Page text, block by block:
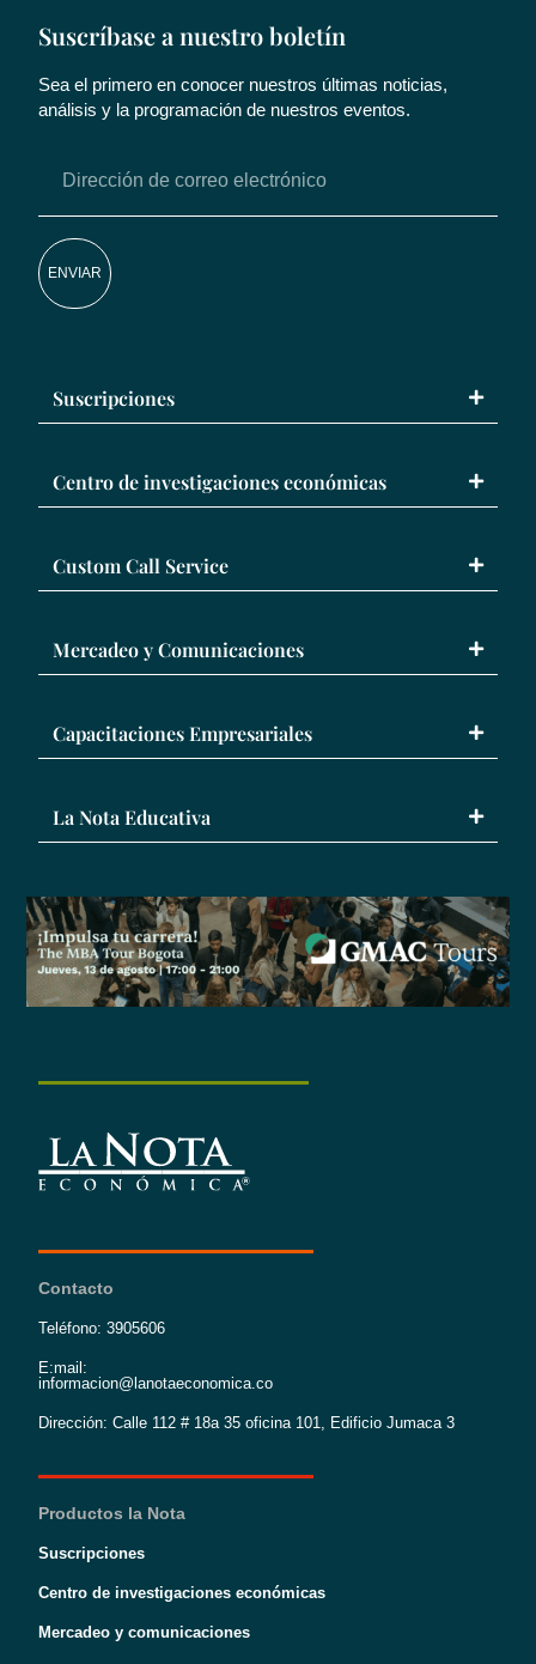
Suscríbase a nuestro boletín
Sea el primero en conocer nuestros últimas noticias,
análisis y la programación de nuestros eventos.
ENVIAR
Suscripciones
Centro de investigaciones económicas
Custom Call Service
Mercadeo y Comunicaciones
Capacitaciones Empresariales
La Nota Educativa
Contacto
Teléfono: 3905606
E:mail:
informacion@lanotaeconomica.co
Dirección: Calle 112 # 18a 35 oficina 101, Edificio Jumaca 3
Productos la Nota
Suscripciones
Centro de investigaciones económicas
Mercadeo y comunicaciones